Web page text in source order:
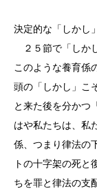
決定的な「しかし」
２５節で「しか
このような養育係
頭の「しかし」こ
と来た後を分かつ
はや私たちは、私
係、つまり律法の
トの十字架の死と
ちを罪と律法の支